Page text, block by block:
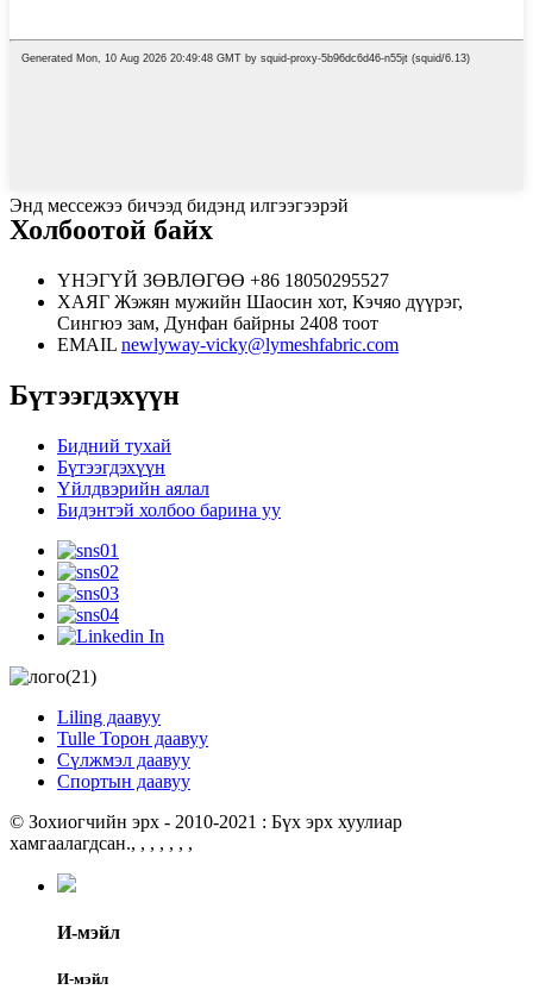
Энд мессежээ бичээд бидэнд илгээгээрэй
Холбоотой байх
ҮНЭГҮЙ ЗӨВЛӨГӨӨ +86 18050295527
ХАЯГ Жэжян мужийн Шаосин хот, Кэчяо дүүрэг,
Сингюэ зам, Дунфан байрны 2408 тоот
EMAIL newlyway-vicky@lymeshfabric.com
Бүтээгдэхүүн
Бидний тухай
Бүтээгдэхүүн
Үйлдвэрийн аялал
Бидэнтэй холбоо барина уу
Liling даавуу
Tulle Торон даавуу
Сүлжмэл даавуу
Спортын даавуу
© Зохиогчийн эрх - 2010-2021 : Бүх эрх хуулиар
хамгаалагдсан., , , , , , ,
И-мэйл
И-мэйл